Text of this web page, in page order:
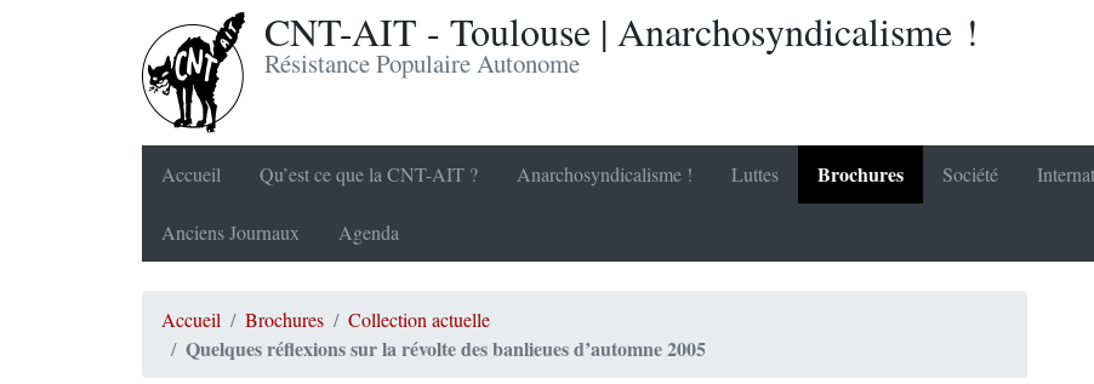
CNT-AIT - Toulouse | Anarchosyndicalisme !
Résistance Populaire Autonome
Accueil Qu’est ce que la CNT-AIT ? Anarchosyndicalisme ! Luttes Brochures Société
Anciens Journaux Agenda
Accueil Brochures Collection actuelle
Quelques réflexions sur la révolte des banlieues d’automne 2005